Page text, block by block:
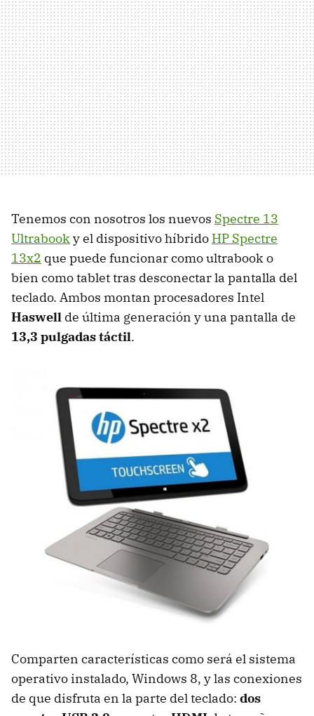
Tenemos con nosotros los nuevos Spectre 13
Ultrabooky el dispositivo híbrido HP Spectre
13x2 que puede funcionar como ultrabook o
bien como tablet tras desconectar la pantalla del
teclado. Ambos montan procesadores Intel
Haswell de última generación y una pantalla de
13,3 pulgadas táctil.
Comparten características como será el sistema
operativo instalado, Windows 8, y las conexiones
de que disfruta en la parte del teclado: dos